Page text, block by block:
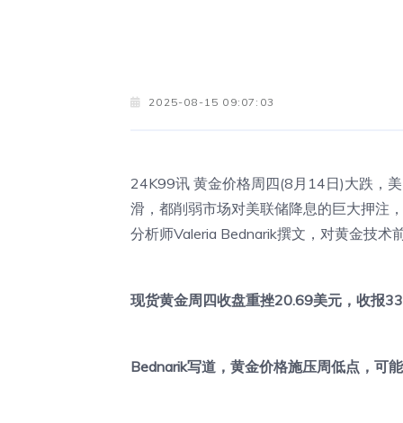
2025-08-15 09:07:03
24K99讯 黄金价格周四(8月14日)大跌，
滑，都削弱市场对美联储降息的巨大押注
分析师Valeria Bednarik撰文，对黄金技术
现货黄金周四收盘重挫20.69美元，收报
Bednarik写道，黄金价格施压周低点，可